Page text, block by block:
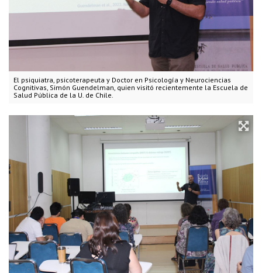
El psiquiatra, psicoterapeuta y Doctor en Psicología y Neurociencias
Cognitivas, Simón Guendelman, quien visitó recientemente la Escuela de
Salud Pública de la U. de Chile.